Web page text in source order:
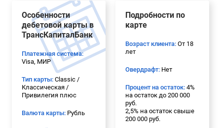
Особенности
дебетовой карты в
ТрансКапиталБанк
Платежная система:
Visa, МИР
Тип карты: Classic /
Классическая /
Привилегия плюс
Валюта карты: Рубль
Подробности по
карте
Возраст клиента: От 18
лет
Овердрафт: Нет
Процент на остаток: 4%
на остаток до 200 000
руб.
2,5% на остаток свыше
200 000 руб.